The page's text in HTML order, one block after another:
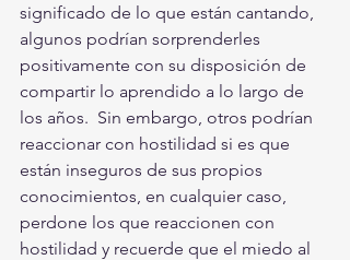
significado de lo que están cantando,
algunos podrían sorprenderles
positivamente con su disposición de
compartir lo aprendido a lo largo de
los años.  Sin embargo, otros podrían
reaccionar con hostilidad si es que
están inseguros de sus propios
conocimientos, en cualquier caso,
perdone los que reaccionen con
hostilidad y recuerde que el miedo al